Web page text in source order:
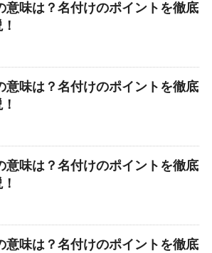
意味は？名付けのポイントを徹底
意味は？名付けのポイントを徹底
意味は？名付けのポイントを徹底
意味は？名付けのポイントを徹底